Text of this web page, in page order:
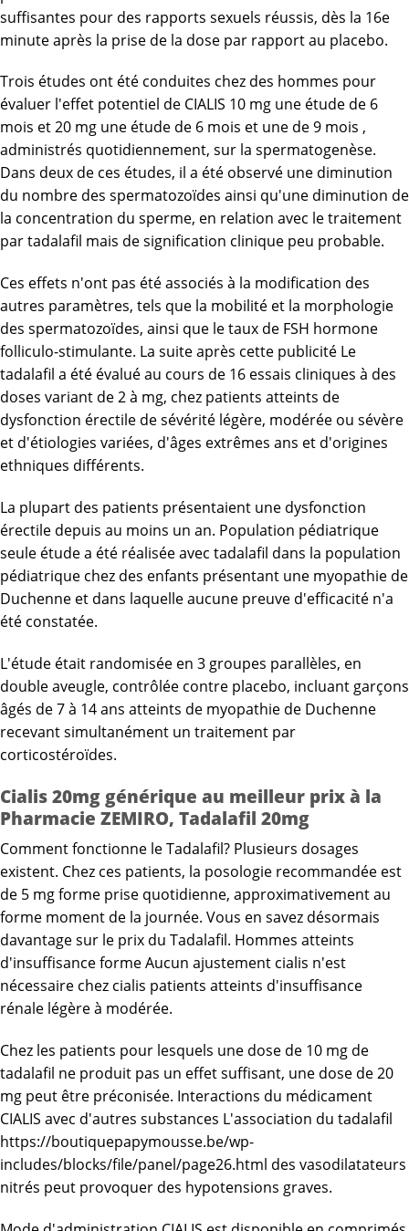
suffisantes pour des rapports sexuels réussis, dès la 16e
minute après la prise de la dose par rapport au placebo.
Trois études ont été conduites chez des hommes pour
évaluer l'effet potentiel de CIALIS 10 mg une étude de 6
mois et 20 mg une étude de 6 mois et une de 9 mois ,
administrés quotidiennement, sur la spermatogenèse.
Dans deux de ces études, il a été observé une diminution
du nombre des spermatozoïdes ainsi qu'une diminution de
la concentration du sperme, en relation avec le traitement
par tadalafil mais de signification clinique peu probable.
Ces effets n'ont pas été associés à la modification des
autres paramètres, tels que la mobilité et la morphologie
des spermatozoïdes, ainsi que le taux de FSH hormone
folliculo-stimulante. La suite après cette publicité Le
tadalafil a été évalué au cours de 16 essais cliniques à des
doses variant de 2 à mg, chez patients atteints de
dysfonction érectile de sévérité légère, modérée ou sévère
et d'étiologies variées, d'âges extrêmes ans et d'origines
ethniques différents.
La plupart des patients présentaient une dysfonction
érectile depuis au moins un an. Population pédiatrique
seule étude a été réalisée avec tadalafil dans la population
pédiatrique chez des enfants présentant une myopathie de
Duchenne et dans laquelle aucune preuve d'efficacité n'a
été constatée.
L'étude était randomisée en 3 groupes parallèles, en
double aveugle, contrôlée contre placebo, incluant garçons
âgés de 7 à 14 ans atteints de myopathie de Duchenne
recevant simultanément un traitement par
corticostéroïdes.
Cialis 20mg générique au meilleur prix à la
Pharmacie ZEMIRO, Tadalafil 20mg
Comment fonctionne le Tadalafil? Plusieurs dosages
existent. Chez ces patients, la posologie recommandée est
de 5 mg forme prise quotidienne, approximativement au
forme moment de la journée. Vous en savez désormais
davantage sur le prix du Tadalafil. Hommes atteints
d'insuffisance forme Aucun ajustement cialis n'est
nécessaire chez cialis patients atteints d'insuffisance
rénale légère à modérée.
Chez les patients pour lesquels une dose de 10 mg de
tadalafil ne produit pas un effet suffisant, une dose de 20
mg peut être préconisée. Interactions du médicament
CIALIS avec d'autres substances L'association du tadalafil
https://boutiquepapymousse.be/wp-
includes/blocks/file/panel/page26.html des vasodilatateurs
nitrés peut provoquer des hypotensions graves.